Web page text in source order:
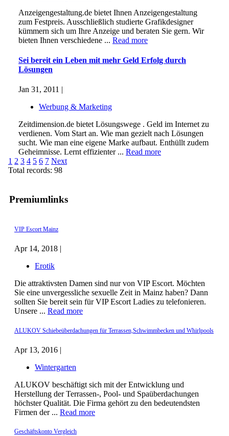
Premiumlinks
VIP Escort Mainz
Apr 14, 2018 |
Erotik
Die attraktivsten Damen sind nur von VIP Escort. Möchten
Sie eine unvergessliche sexuelle Zeit in Mainz haben? Dann
sollten Sie bereit sein für VIP Escort Ladies zu telefonieren.
Unsere ... Read more
ALUKOV Schiebeüberdachungen für Terrassen,Schwimmbecken und Whirlpools
Apr 13, 2016 |
Wintergarten
ALUKOV beschäftigt sich mit der Entwicklung und
Herstellung der Terrassen-, Pool- und Spaüberdachungen
höchster Qualität. Die Firma gehört zu den bedeutendsten
Firmen der ... Read more
Geschäftskonto Vergleich
Anzeigengestaltung.de bietet Ihnen Anzeigengestaltung
zum Festpreis. Ausschließlich studierte Grafikdesigner
kümmern sich um Ihre Anzeige und beraten Sie gern. Wir
bieten Ihnen verschiedene ... Read more
Sei bereit ein Leben mit mehr Geld Erfolg durch
Lösungen
Jan 31, 2011 |
Werbung & Marketing
Zeitdimension.de bietet Lösungswege . Geld im Internet zu
verdienen. Vom Start an. Wie man gezielt nach Lösungen
sucht. Wie man eine eigene Marke aufbaut. Enthüllt zudem
Geheimnisse. Lernt effizienter ... Read more
1 2 3 4 5 6 7 Next
Total records: 98